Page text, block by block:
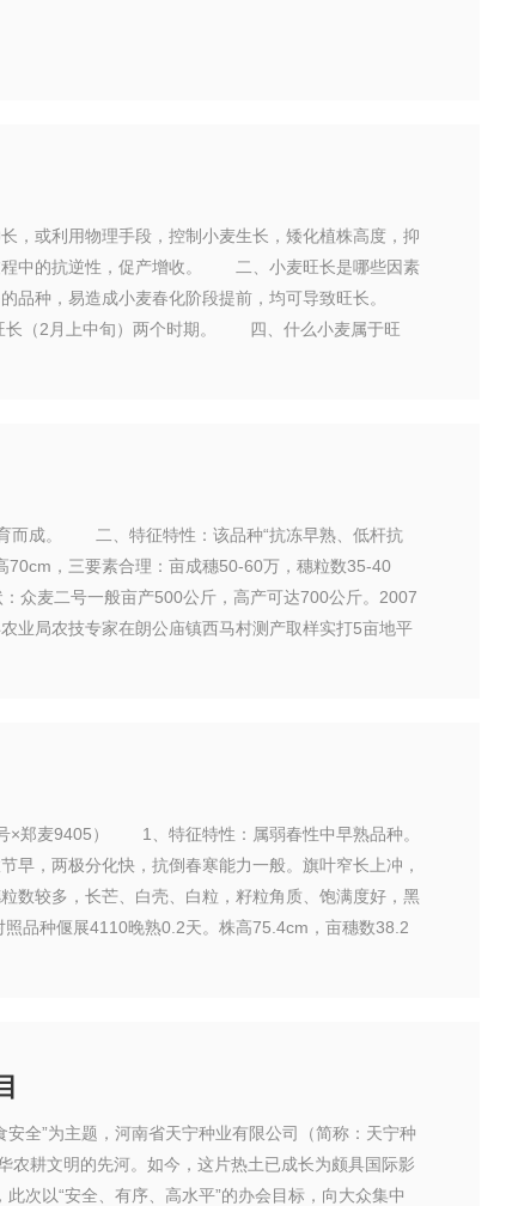
或利用物理手段，控制小麦生长，矮化植株高度，抑
程中的抗逆性，促产增收。 二、小麦旺长是哪些因素
品种，易造成小麦春化阶段提前，均可导致旺长。
长（2月上中旬）两个时期。 四、什么小麦属于旺
而成。 二、特征特性：该品种“抗冻早熟、低杆抗
70cm，三要素合理：亩成穗50-60万，穗粒数35-40
麦二号一般亩产500公斤，高产可达700公斤。2007
业局农技专家在朗公庙镇西马村测产取样实打5亩地平
郑麦9405） 1、特征特性：属弱春性中早熟品种。
早，两极分化快，抗倒春寒能力一般。旗叶窄长上冲，
数较多，长芒、白壳、白粒，籽粒角质、饱满度好，黑
品种偃展4110晚熟0.2天。株高75.4cm，亩穗数38.2
全”为主题，河南省天宁种业有限公司（简称：天宁种
耕文明的先河。如今，这片热土已成长为颇具国际影
次以“安全、有序、高水平”的办会目标，向大众集中